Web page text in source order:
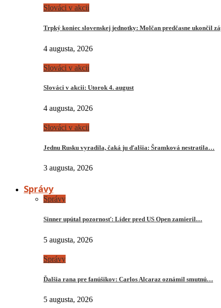
Slováci v akcii
Trpký koniec slovenskej jednotky: Molčan predčasne ukončil
4 augusta, 2026
Slováci v akcii
Slováci v akcii: Utorok 4. august
4 augusta, 2026
Slováci v akcii
Jednu Rusku vyradila, čaká ju ďalšia: Šramková nestratila…
3 augusta, 2026
Správy
Správy
Sinner upútal pozornosť: Líder pred US Open zamieril…
5 augusta, 2026
Správy
Ďalšia rana pre fanúšikov: Carlos Alcaraz oznámil smutnú…
5 augusta, 2026